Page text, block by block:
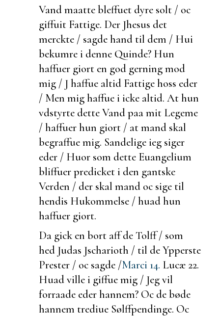
Vand maatte bleffuet dyre solt / oc
giffuit Fattige. Der Jhesus det
merckte / sagde hand til dem / Hui
bekumre i denne Quinde? Hun
haffuer giort en god gerning mod
mig / J haffue altid Fattige hoss eder
/ Men mig haffue i icke altid. At hun
vdstyrte dette Vand paa mit Legeme
/ haffuer hun giort / at mand skal
begraffue mig. Sandelige ieg siger
eder / Huor som dette Euangelium
bliffuer predicket i den gantske
Verden / der skal mand oc sige til
hendis Hukommelse / huad hun
haffuer giort.
Da gick en bort aff de Tolff / som
hed Judas Jscharioth / til de Ypperste
Prester / oc sagde /Marci 14. Lucæ 22.
Huad ville i giffue mig / Jeg vil
forraade eder hannem? Oc de bøde
hannem trediue Sølffpendinge. Oc